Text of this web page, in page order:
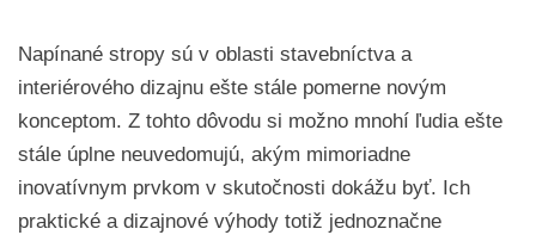
Napínané stropy sú v oblasti stavebníctva a
interiérového dizajnu ešte stále pomerne novým
konceptom. Z tohto dôvodu si možno mnohí ľudia ešte
stále úplne neuvedomujú, akým mimoriadne
inovatívnym prvkom v skutočnosti dokážu byť. Ich
praktické a dizajnové výhody totiž jednoznačne